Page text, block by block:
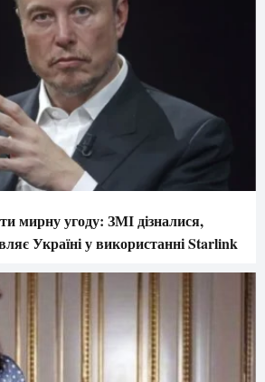
мирну угоду: ЗМІ дізналися,
Україні у використанні Starlink